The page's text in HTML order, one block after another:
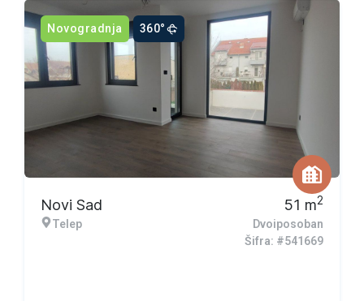
Novogradnja 360°
Novi Sad
Telep
51 m2
Dvoiposoban
Šifra: #541669